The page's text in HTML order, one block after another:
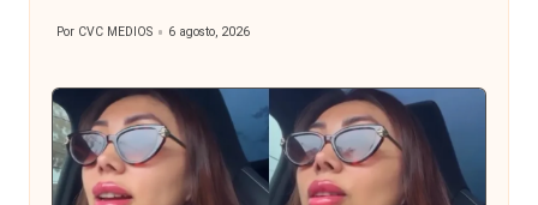
Publicado
Por CVC MEDIOS 6 agosto, 2026